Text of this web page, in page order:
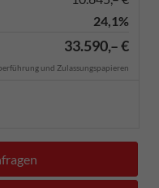
24,1%
33.590,– €
und Zulassungspapieren